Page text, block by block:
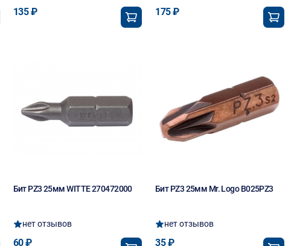
135 ₽ 175 ₽
Бит PZ3 25мм WITTE 270472000
нет отзывов
60 ₽
Бит PZ3 25мм Mr. Logo B025PZ3
нет отзывов
35 ₽